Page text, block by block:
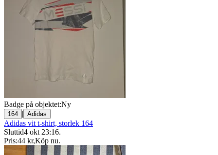
Badge på objektet:Ny
164 | Adidas
Adidas vit t-shirt, storlek 164
Sluttid4 okt 23:16.
Pris:44 kr,Köp nu.